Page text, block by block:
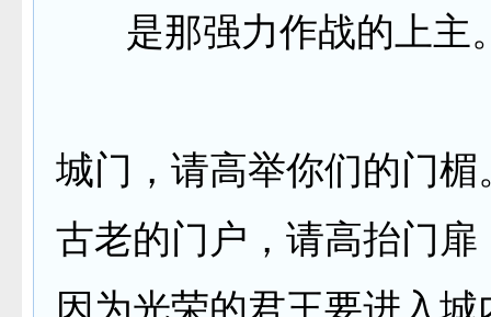
是那强力作战的上主
城门，请高举你们的门楣
古老的门户，请高抬门扉